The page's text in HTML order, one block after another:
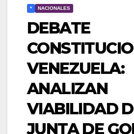
* NACIONALES
​DEBATE
VENEZUELA:
ANALIZAN
VIABILIDAD
JUNTA DE